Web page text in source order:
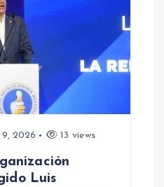
2026 13 views
Luis